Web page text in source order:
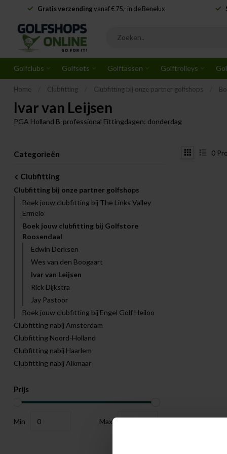
Gratis verzendingvanaf € 75,- in de Benelux
Golfclubs Golfsets Golftassen Golftrolleys
Home Clubfitting Clubfitting bij onze partner golfshops
Ivar van Leijsen
PGA Holland B-professional Fittingdagen: donderdag
Categorieën
Clubfitting
Clubfitting bij onze partner golfshops
Boek jouw clubfitting bij The Links Valley
Ermelo
Boek jouw clubfitting bij Golfstore
Roosendaal
Edwin Derksen
Wes van den Boogaart
Ivar van Leijsen
Rick Dijkstra
Jay Pastoor
Boek jouw clubfitting bij Engel Golf Heiloo
Clubfitting nabij Amsterdam
Clubfitting Noord-Holland
Clubfitting nabij Haarlem
Clubfitting nabij Alkmaar
Prijs
Min Max
0